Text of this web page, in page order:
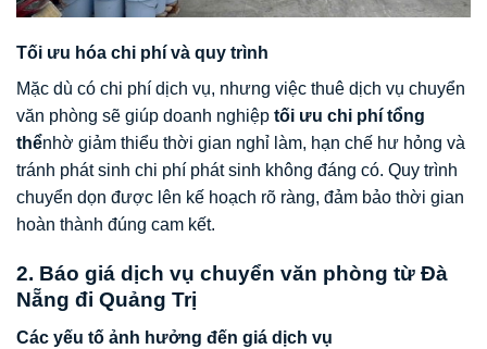
Tối ưu hóa chi phí và quy trình
Mặc dù có chi phí dịch vụ, nhưng việc thuê dịch vụ chuyển
văn phòng sẽ giúp doanh nghiệp tối ưu chi phí tổng
thểnhờ giảm thiểu thời gian nghỉ làm, hạn chế hư hỏng và
tránh phát sinh chi phí phát sinh không đáng có. Quy trình
chuyển dọn được lên kế hoạch rõ ràng, đảm bảo thời gian
hoàn thành đúng cam kết.
2. Báo giá dịch vụ chuyển văn phòng từ Đà
Nẵng đi Quảng Trị
Các yếu tố ảnh hưởng đến giá dịch vụ